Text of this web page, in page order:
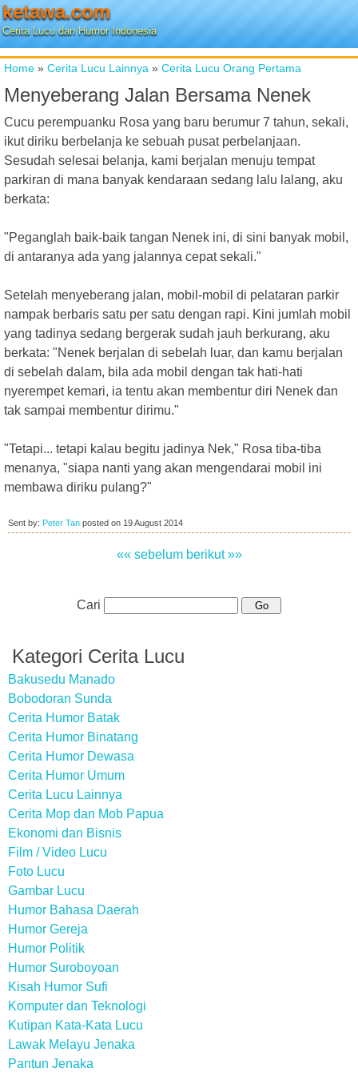
ketawa.com
Cerita Lucu dan Humor Indonesia
Home » Cerita Lucu Lainnya » Cerita Lucu Orang Pertama
Menyeberang Jalan Bersama Nenek
Cucu perempuanku Rosa yang baru berumur 7 tahun, sekali,
ikut diriku berbelanja ke sebuah pusat perbelanjaan.
Sesudah selesai belanja, kami berjalan menuju tempat
parkiran di mana banyak kendaraan sedang lalu lalang, aku
berkata:
"Peganglah baik-baik tangan Nenek ini, di sini banyak mobil,
di antaranya ada yang jalannya cepat sekali."
Setelah menyeberang jalan, mobil-mobil di pelataran parkir
nampak berbaris satu per satu dengan rapi. Kini jumlah mobil
yang tadinya sedang bergerak sudah jauh berkurang, aku
berkata: "Nenek berjalan di sebelah luar, dan kamu berjalan
di sebelah dalam, bila ada mobil dengan tak hati-hati
nyerempet kemari, ia tentu akan membentur diri Nenek dan
tak sampai membentur dirimu."
"Tetapi... tetapi kalau begitu jadinya Nek," Rosa tiba-tiba
menanya, "siapa nanti yang akan mengendarai mobil ini
membawa diriku pulang?"
Sent by: Peter Tan posted on 19 August 2014
«« sebelum berikut »»
Cari
Kategori Cerita Lucu
Bakusedu Manado
Bobodoran Sunda
Cerita Humor Batak
Cerita Humor Binatang
Cerita Humor Dewasa
Cerita Humor Umum
Cerita Lucu Lainnya
Cerita Mop dan Mob Papua
Ekonomi dan Bisnis
Film / Video Lucu
Foto Lucu
Gambar Lucu
Humor Bahasa Daerah
Humor Gereja
Humor Politik
Humor Suroboyoan
Kisah Humor Sufi
Komputer dan Teknologi
Kutipan Kata-Kata Lucu
Lawak Melayu Jenaka
Pantun Jenaka